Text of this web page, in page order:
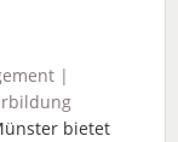
|
bietet